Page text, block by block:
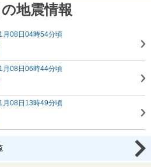
地震情報
月08日04時54分頃
月08日06時44分頃
月08日13時49分頃